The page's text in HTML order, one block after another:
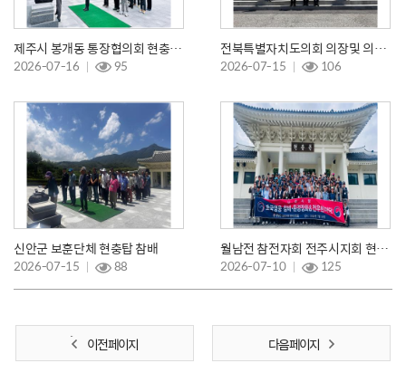
제주시 봉개동 통장협의회 현충탑 참배
2026-07-16 95
전북특별자치도의회 의장및 의장단 현충탑 참배
2026-07-15 106
신안군 보훈단체 현충탑 참배
2026-07-15 88
월남전 참전자회 전주시지회 현충탑 참배
2026-07-10 125
이전 페이지 다음 페이지